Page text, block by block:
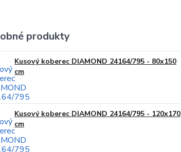
produkty
Kusový koberec DIAMOND 24164/795 - 80x150
cm
Kusový koberec DIAMOND 24164/795 - 120x170
cm